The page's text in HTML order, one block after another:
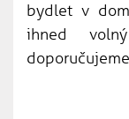
bydlet v
ihned